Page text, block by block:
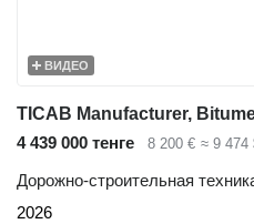
ВИДЕО
4 439 000 тенге 8 200 € ≈ 9 474
Дорожно-строительная
2026